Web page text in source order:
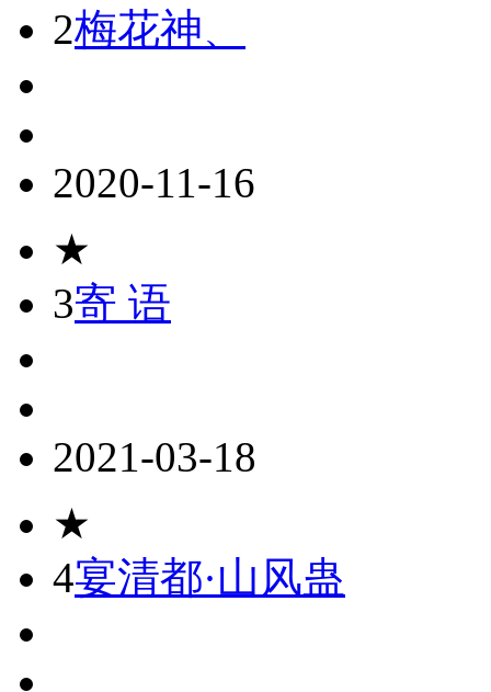
2梅花神、
2020-11-16
★
3寄 语
2021-03-18
★
4宴清都·山风蛊